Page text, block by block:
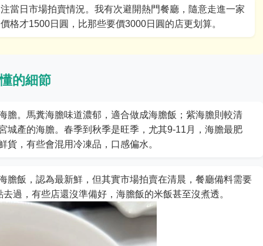
當日市場拍賣情況。我有次避開熱門餐廳，隨意走進一家
才1500日圓，比那些要價3000日圓的店更划算。
的細節
膽。馬糞海膽味道濃郁，適合做成海膽飯；紫海膽則較清
城產的海膽。春季到秋季是旺季，尤其9-11月，海膽最肥
，有些會混用冷凍品，口感偏水。
膽飯，認為最新鮮，但其實市場拍賣在清晨，餐廳備料需要
過，有些店還沒準備好，海膽飯的米飯甚至沒煮透。